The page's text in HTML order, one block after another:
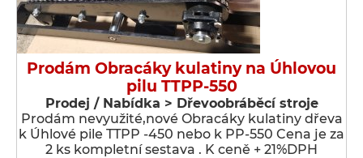
Prodám Obracáky kulatiny na Úhlovou
pilu TTPP-550
Prodej / Nabídka > Dřevoobráběcí stroje
Prodám nevyužité,nové Obracáky kulatiny dřeva
k Úhlové pile TTPP -450 nebo k PP-550 Cena je za
2 ks kompletní sestava . K ceně + 21%DPH